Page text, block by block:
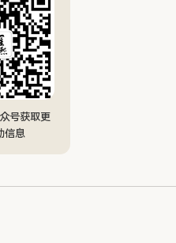
号获取更
信息